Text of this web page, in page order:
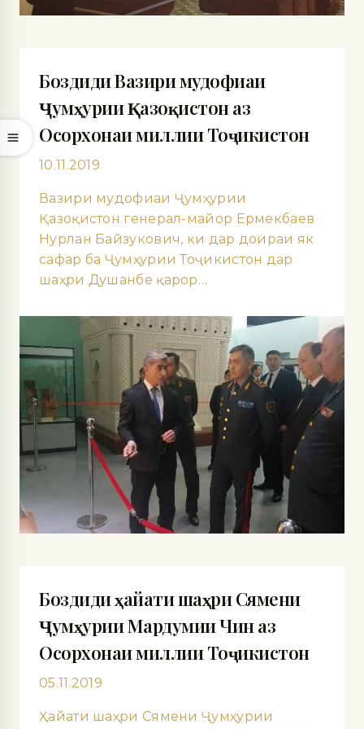
Боздиди Вазири мудофиаи
Ҷумҳурии Қазоқистон аз
Осорхонаи миллии Тоҷикистон
10.11.2019
Вазири мудофиаи Ҷумҳурии
Қазоқистон генерал-майор Ермекбаев
Нурлан Байзукович, ки дар доираи як
сафар ба Ҷумҳурии Тоҷикистон дар
шаҳри Душанбе қарор…
Боздиди ҳайати шаҳри Сямени
Ҷумҳурии Мардумии Чин аз
Осорхонаи миллии Тоҷикистон
05.11.2019
Ҳайати шаҳри Сямени Ҷумҳурии